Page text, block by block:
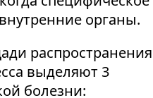
органы.
распространения
выделяют 3
болезни: